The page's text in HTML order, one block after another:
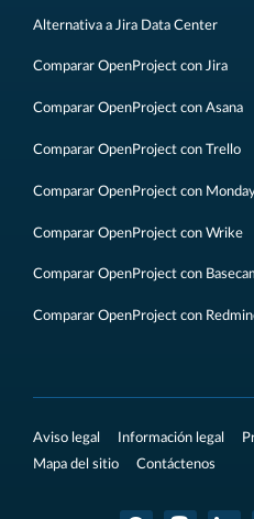
Alternativa a Jira Data Center
Comparar OpenProject con Jira
Comparar OpenProject con Asana
Comparar OpenProject con Trello
Comparar OpenProject con
Comparar OpenProject con Wrike
Comparar OpenProject con
Comparar OpenProject con
Aviso legal Información legal
Mapa del sitio
Contáctenos